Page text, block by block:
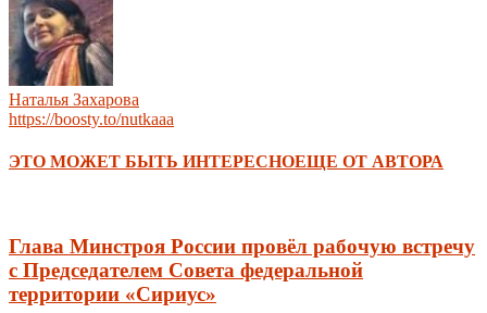
Наталья Захарова
https://boosty.to/nutkaaa
ЭТО МОЖЕТ БЫТЬ ИНТЕРЕСНОЕЩЕ ОТ АВТОРА
Глава Минстроя России провёл рабочую встречу
c Председателем Совета федеральной
территории «Сириус»